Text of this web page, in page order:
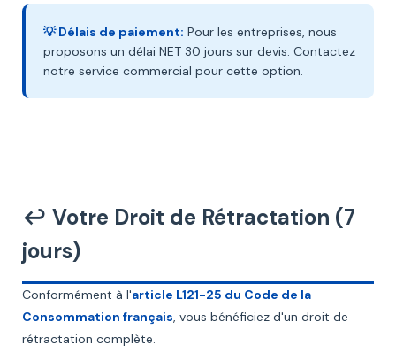
💡 Délais de paiement: Pour les entreprises, nous
proposons un délai NET 30 jours sur devis. Contactez
notre service commercial pour cette option.
↩️ Votre Droit de Rétractation (7
jours)
Conformément à l'article L121-25 du Code de la
Consommation français, vous bénéficiez d'un droit de
rétractation complète.